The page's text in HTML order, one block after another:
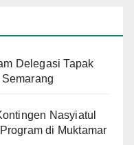
Delegasi Tapak
Nasyiatul
di Muktamar